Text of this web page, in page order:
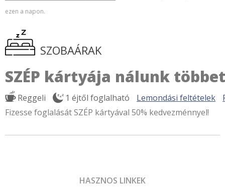
ezen a napon.
SZOBAÁRAK
SZÉP kártyája nálunk
Reggeli 1 éjtől foglalható Lemondási feltételek
Fizesse foglalását SZÉP kártyával 50% kedvezménnyel!
HASZNOS LINKEK